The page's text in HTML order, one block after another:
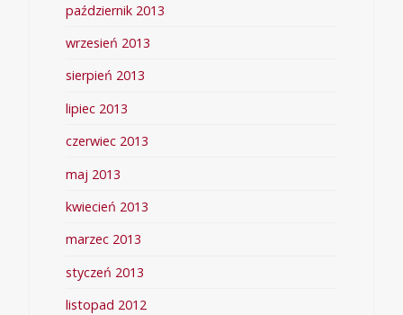
październik 2013
wrzesień 2013
sierpień 2013
lipiec 2013
czerwiec 2013
maj 2013
kwiecień 2013
marzec 2013
styczeń 2013
listopad 2012